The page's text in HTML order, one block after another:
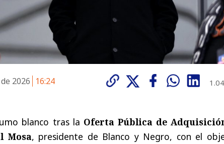
2026 16:24
blanco tras la Oferta Pública de
Mosa, presidente de Blanco y Negro, con el